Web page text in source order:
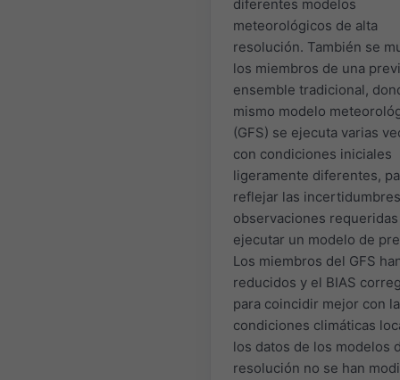
diferentes modelos
meteorológicos de alta
resolución. También se
los miembros de una
ensemble tradicional,
mismo modelo
(GFS) se ejecuta varias
con condiciones iniciales
ligeramente diferentes,
reflejar las
observaciones
ejecutar un modelo de
Los miembros del GFS
reducidos y el BIAS
para coincidir mejor con
condiciones climáticas
los datos de los modelos
resolución no se han